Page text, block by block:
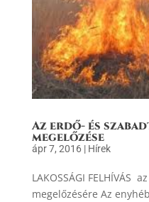
Az erdő- és
megelőzése
ápr 7, 2016| Hírek
LAKOSSÁGI FELHÍVÁS
megelőzésére Az